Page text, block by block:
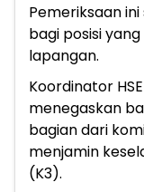
Pemeriksaan
bagi posisi
lapangan.
Koordinator
menegaskan
bagian dari
menjamin
(K3).